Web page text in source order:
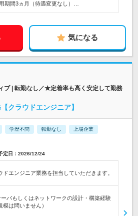
期間3ヵ月（待遇変更なし）…
気になる
ブ | 転勤なし／★定着率も高く安定して勤務
クラウドエンジニア】
学歴不問 転勤なし 上場企業
定日：2026/12/24
ドエンジニア業務を担当していただきます。
ーバもしくはネットワークの設計・構築経験
は問いません）